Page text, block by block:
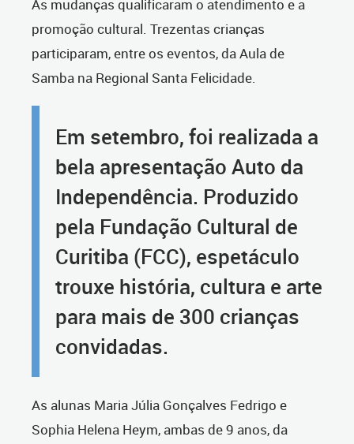
As mudanças qualificaram o atendimento e a
promoção cultural. Trezentas crianças
participaram, entre os eventos, da Aula de
Samba na Regional Santa Felicidade.
Em setembro, foi realizada a
bela apresentação Auto da
Independência. Produzido
pela Fundação Cultural de
Curitiba (FCC), espetáculo
trouxe história, cultura e arte
para mais de 300 crianças
convidadas.
As alunas Maria Júlia Gonçalves Fedrigo e
Sophia Helena Heym, ambas de 9 anos, da